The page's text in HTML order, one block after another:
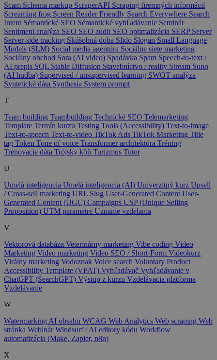
Scam Schema markup ScraperAPI Scraping firemných informácií
Screaming frog Screen Reader Friendly Search Everywhere Search
Intent Sémantické SEO Sémantické vyhľadávanie Seminár
Sentiment analýza SEO SEO audit SEO optimalizácia SERP Server
Server-side tracking Skúšobná doba Slido Slogan Small Language
Models (SLM) Social media agentúra Sociálne siete marketing
Sociálny obchod Sora (AI video) Spadávka Spam Speech-to-text /
AI prepis SQL Stable Diffusion Stavebníctvo / reality Stream Suno
(AI hudba) Supervised / unsupervised learning SWOT analýza
Syntetické dáta Synthesia System prompt
T
Team building Teambuilding Technické SEO Telemarketing
Template Termín kurzu Testing Tools (Accessibility) Text-to-image
Text-to-speech Text-to-video TikTok Ads TikTok Marketing Title
tag Token Tone of voice Transformer architektúra Tréning
Trénovacie dáta Trójsky kôň Turizmus Tutor
U
Umelá inteligencia Umelá inteligencia (AI) Univerzitný kurz Upsell
/ Cross-sell marketing URL Slug User-Generated Content User-
Generated Content (UGC) Campaigns USP (Unique Selling
Proposition) UTM parametre Uznanie vzdelania
V
Vektorová databáza Veterinárny marketing Vibe coding Video
Marketing Video marketing Video SEO / Short-Form Videokurz
Virálny marketing Vodoznak Voice search Voluntary Product
Accessibility Template (VPAT) Vyhľadávač Vyhľadávanie v
ChatGPT (SearchGPT) Výstup z kurzu Vzdelávacia platforma
Vzdelávanie
W
Watermarking AI obsahu WCAG Web Analytics Web scraping Web
stránka WebinárWindsurf / AI editory kódu Workflow
automatizácia (Make, Zapier, n8n)
X